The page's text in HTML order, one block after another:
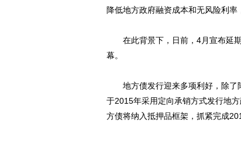
降低地方政府融资成本和无风险利
在此背景下，日前，4月宣布延期
幕。
地方债发行迎来多项利好，除了
于2015年采用定向承销方式发行地
方债将纳入抵押品框架，抓紧完成